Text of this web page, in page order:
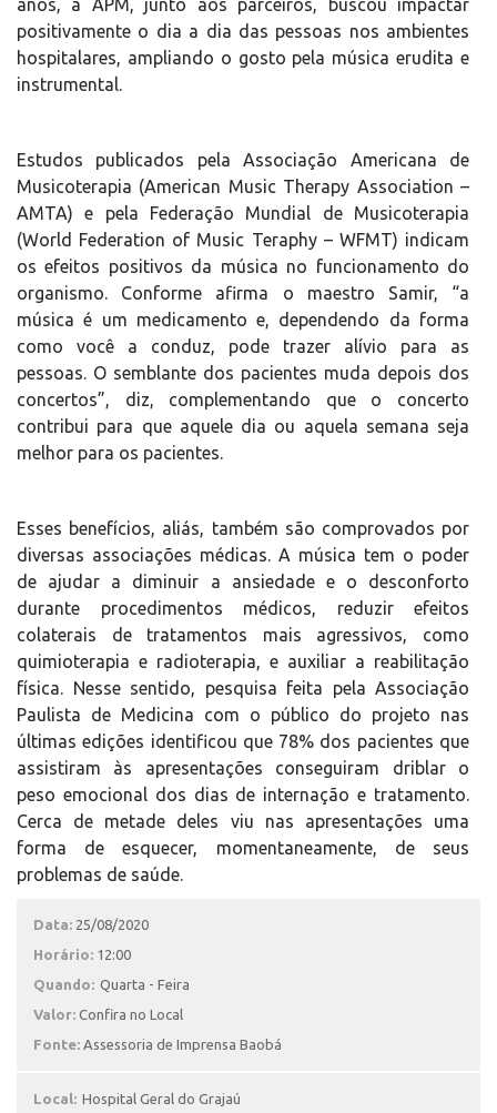
anos, a APM, junto aos parceiros, buscou impactar
positivamente o dia a dia das pessoas nos ambientes
hospitalares, ampliando o gosto pela música erudita e
instrumental.
Estudos publicados pela Associação Americana de
Musicoterapia (American Music Therapy Association –
AMTA) e pela Federação Mundial de Musicoterapia
(World Federation of Music Teraphy – WFMT) indicam
os efeitos positivos da música no funcionamento do
organismo. Conforme afirma o maestro Samir, “a
música é um medicamento e, dependendo da forma
como você a conduz, pode trazer alívio para as
pessoas. O semblante dos pacientes muda depois dos
concertos”, diz, complementando que o concerto
contribui para que aquele dia ou aquela semana seja
melhor para os pacientes.
Esses benefícios, aliás, também são comprovados por
diversas associações médicas. A música tem o poder
de ajudar a diminuir a ansiedade e o desconforto
durante procedimentos médicos, reduzir efeitos
colaterais de tratamentos mais agressivos, como
quimioterapia e radioterapia, e auxiliar a reabilitação
física. Nesse sentido, pesquisa feita pela Associação
Paulista de Medicina com o público do projeto nas
últimas edições identificou que 78% dos pacientes que
assistiram às apresentações conseguiram driblar o
peso emocional dos dias de internação e tratamento.
Cerca de metade deles viu nas apresentações uma
forma de esquecer, momentaneamente, de seus
problemas de saúde.
Data: 25/08/2020
Horário: 12:00
Quando: Quarta - Feira
Valor: Confira no Local
Fonte: Assessoria de Imprensa Baobá
Local: Hospital Geral do Grajaú